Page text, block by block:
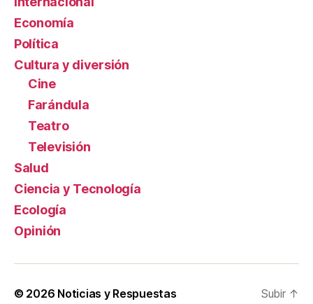
Economía
Política
Cultura y diversión
Cine
Farándula
Teatro
Televisión
Salud
Ciencia y Tecnología
Ecología
Opinión
© 2026 Noticias y Respuestas Subir ↑